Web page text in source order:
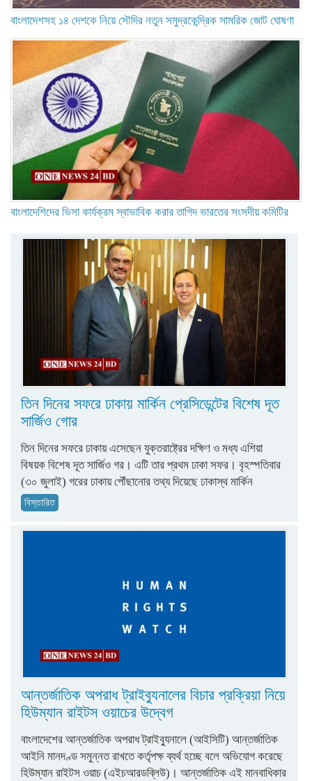
বাংলাদেশসহ ১৪ দেশকে নিয়ে সৌদির নতুন সমুদ্রকেন্দ্রিক সামরিক জোট ঘোষণা
বাংলাদেশিদের ভিসা কার্যক্রম স্বাভাবিক করার তাগিদ ভারতের সংসদীয় কমিটির
তিন দিনের সফরে ঢাকায় মার্কিন প্রেসিডেন্টের বিশেষ দূত
সার্জিও গোর
তিন দিনের সফরে ঢাকায় এসেছেন যুক্তরাষ্ট্রের দক্ষিণ ও মধ্য এশিয়া
বিষয়ক বিশেষ দূত সার্জিও গর। এটি তার প্রথম ঢাকা সফর। বৃহস্পতিবার
(৩০ জুলাই) গরের ঢাকায় পৌঁছানোর তথ্য দিয়েছে ঢাকাস্থ মার্কিন
বিস্তারিত
আন্তর্জাতিক অপরাধ ট্রাইব্যুনালের বিচার প্রক্রিয়া নিয়ে
হিউম্যান রাইটস ওয়াচের উদ্বেগ
বাংলাদেশের আন্তর্জাতিক অপরাধ ট্রাইব্যুনালে (আইসিটি) আন্তর্জাতিক
আইনি মানদণ্ড সমুন্নত রাখতে কর্তৃপক্ষ ব্যর্থ হচ্ছে বলে অভিযোগ করেছে
হিউম্যান রাইটস ওয়াচ (এইচআরডব্লিউ)। আন্তর্জাতিক এই মানবাধিকার